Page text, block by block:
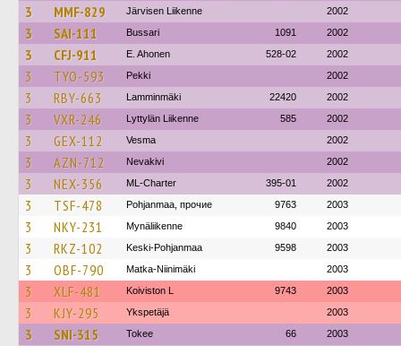
3 MMF-829 Järvisen Liikenne 2002
3 SAI-111 Bussari 1091 2002
3 CFJ-911 E. Ahonen 528-02 2002
3 TYO-593 Pekki 2002
3 RBY-663 Lamminmäki 22420 2002
3 VXR-246 Lyttylän Liikenne 585 2002
3 GEX-112 Vesma 2002
3 AZN-712 Nevakivi 2002
3 NEX-356 ML-Charter 395-01 2002
3 TSF-478 Pohjanmaa, прочие 9763 2003
3 NKY-231 Mynäliikenne 9840 2003
3 RKZ-102 Keski-Pohjanmaa 9598 2003
3 OBF-790 Matka-Niinimäki 2003
3 XLF-481 Koiviston L 9743 2003
3 KJY-295 Ykspetäjä 2003
3 SNI-315 Tokee 66 2003